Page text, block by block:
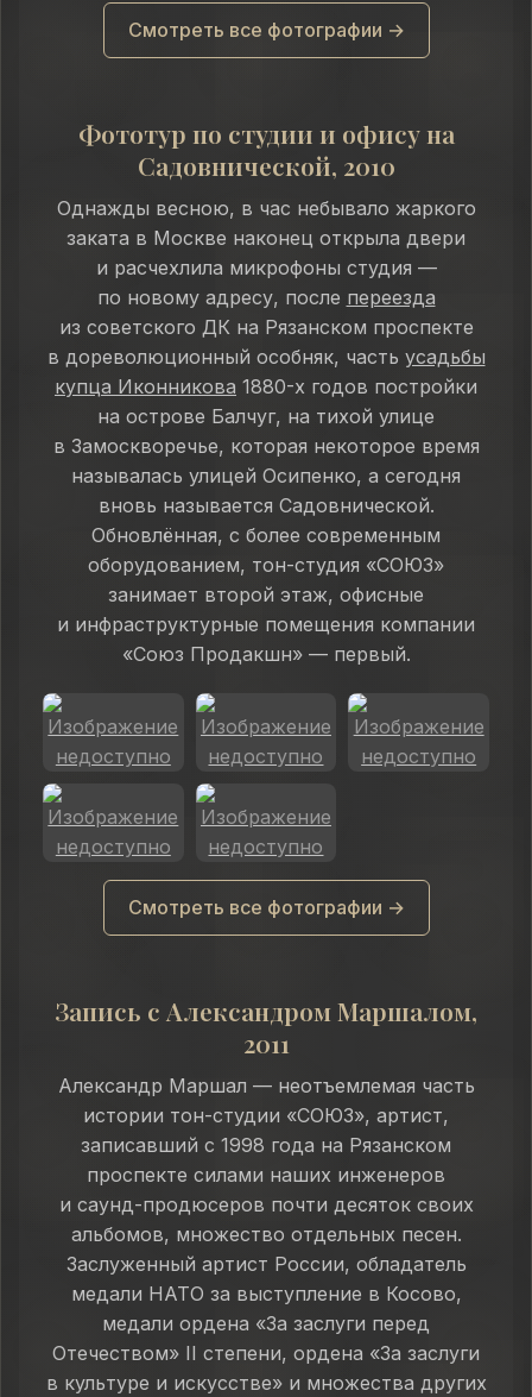
Смотреть все фотографии →
Фототур по студии и офису на
Садовнической, 2010
Однажды весною, в час небывало жаркого
заката в Москве наконец открыла двери
и расчехлила микрофоны студия —
по новому адресу, после переезда
из советского ДК на Рязанском проспекте
в дореволюционный особняк, часть усадьбы
купца Иконникова 1880-х годов постройки
на острове Балчуг, на тихой улице
в Замоскворечье, которая некоторое время
называлась улицей Осипенко, а сегодня
вновь называется Садовнической.
Обновлённая, с более современным
оборудованием, тон-студия «СОЮЗ»
занимает второй этаж, офисные
и инфраструктурные помещения компании
«Союз Продакшн» — первый.
Смотреть все фотографии →
Запись с Александром Маршалом,
2011
Александр Маршал — неотъемлемая часть
истории тон-студии «СОЮЗ», артист,
записавший с 1998 года на Рязанском
проспекте силами наших инженеров
и саунд-продюсеров почти десяток своих
альбомов, множество отдельных песен.
Заслуженный артист России, обладатель
медали НАТО за выступление в Косово,
медали ордена «За заслуги перед
Отечеством» II степени, ордена «За заслуги
в культуре и искусстве» и множества других